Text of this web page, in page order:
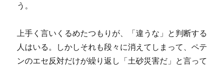
う。
上手く言いくるめたつもりが、「違うな」と判断する
人はいる。しかしそれも段々に消えてしまって、ペテ
ンのエセ反対だけが繰り返し「土砂災害だ」と言って